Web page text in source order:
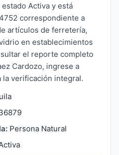
Activa y está
correspondiente a
artículos de ferretería,
en establecimientos
el reporte completo
Cardozo, ingrese a
la verificación integral.
Persona Natural